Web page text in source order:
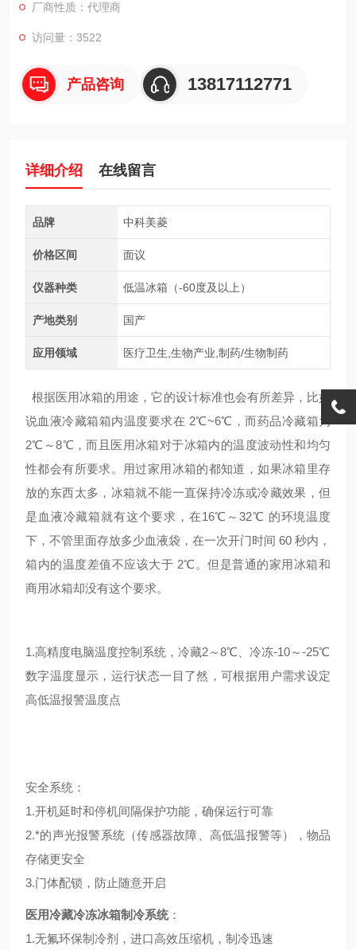
厂商性质：代理商
访问量：3522
产品咨询 13817112771
详细介绍 在线留言
品牌 中科美菱
价格区间 面议
仪器种类 低温冰箱（-60度及以上）
产地类别 国产
应用领域 医疗卫生,生物产业,制药/生物制药
根据医用冰箱的用途，它的设计标准也会有所差异，比如
说血液冷藏箱箱内温度要求在 2℃~6℃，而药品冷藏箱为
2℃～8℃，而且医用冰箱对于冰箱内的温度波动性和均匀
性都会有所要求。
用过家用冰箱的都知道，如果冰箱里存
放的东西太多，冰箱就不能一直保持冷冻或冷藏效果，但
是血液冷藏箱就有这个要求，在16℃～32℃ 的环境温度
下，不管里面存放多少血液袋，在一次开门时间 60 秒内，
箱内的温度差值不应该大于 2℃。但是普通的家用冰箱和
商用冰箱却没有这个要求。
1.高精度电脑温度控制系统，冷藏2～8℃、冷冻-10～-25℃
数字温度显示，运行状态一目了然，可根据用户需求设定
高低温报警温度点
安全系统：
1.开机延时和停机间隔保护功能，确保运行可靠
2.*的声光报警系统（传感器故障、高低温报警等），物品
存储更安全
3.门体配锁，防止随意开启
医用冷藏冷冻冰箱制冷系统：
1.无氟环保制冷剂，进口高效压缩机，制冷迅速